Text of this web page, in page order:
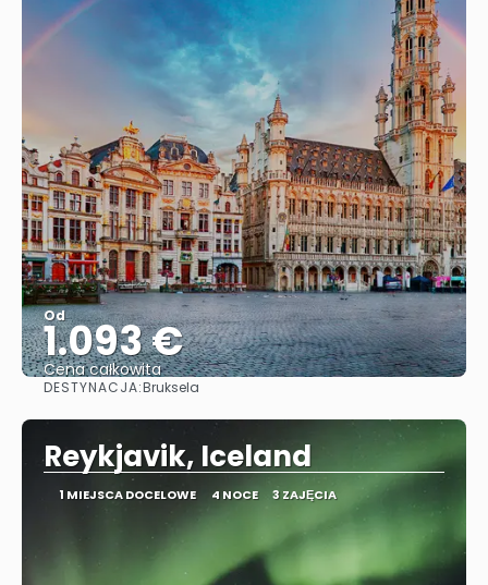
Od
1.093 €
Cena całkowita
DESTYNACJA:Bruksela
Reykjavik, Iceland
1 MIEJSCA DOCELOWE 4 NOCE 3 ZAJĘCIA